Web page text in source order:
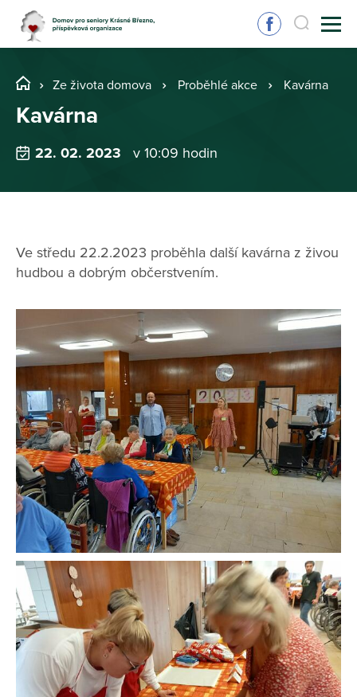
Ze života domova Proběhlé akce Kavárna
Kavárna
22. 02. 2023 v 10:09 hodin
Ve středu 22.2.2023 proběhla další kavárna z živou
hudbou a dobrým občerstvením.